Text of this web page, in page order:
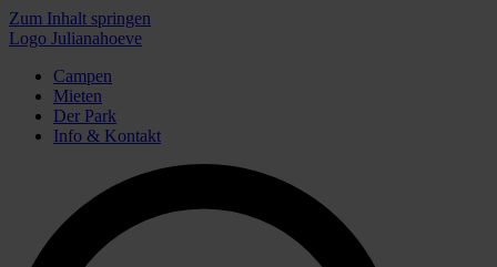
Zum Inhalt springen
Logo Julianahoeve
Campen
Mieten
Der Park
Info & Kontakt